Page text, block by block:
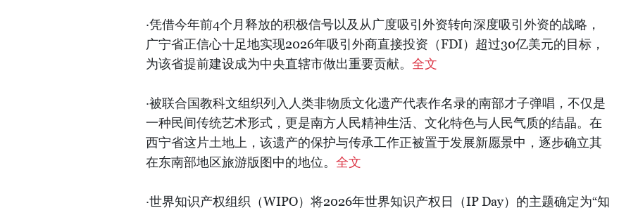
·凭借今年前4个月释放的积极信号以及从广度吸引外资转向深度吸引外资的战略，
广宁省正信心十足地实现2026年吸引外商直接投资（FDI）超过30亿美元的目标，
为该省提前建设成为中央直辖市做出重要贡献。 全文
·被联合国教科文组织列入人类非物质文化遗产代表作名录的南部才子弹唱，不仅是
一种民间传统艺术形式，更是南方人民精神生活、文化特色与人民气质的结晶。在
西宁省这片土地上，该遗产的保护与传承工作正被置于发展新愿景中，逐步确立其
在东南部地区旅游版图中的地位。 全文
·世界知识产权组织（WIPO）将2026年世界知识产权日（IP Day）的主题确定为“知